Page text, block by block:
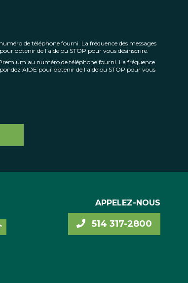
de téléphone fourni. La fréquence des messages
obtenir de l’aide ou STOP pour vous désinscrire.
au numéro de téléphone fourni. La fréquence
AIDE pour obtenir de l’aide ou STOP pour vous
APPELEZ-NOUS
514 317-2800